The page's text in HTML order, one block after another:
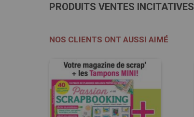
PRODUITS VENTES INCITATIVES
NOS CLIENTS ONT AUSSI AIMÉ